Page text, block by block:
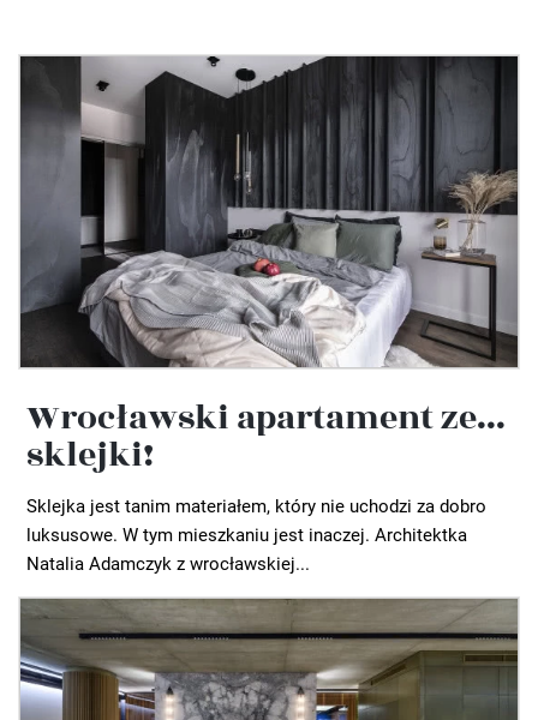
Wrocławski apartament ze...
sklejki!
Sklejka jest tanim materiałem, który nie uchodzi za dobro
luksusowe. W tym mieszkaniu jest inaczej. Architektka
Natalia Adamczyk z wrocławskiej...